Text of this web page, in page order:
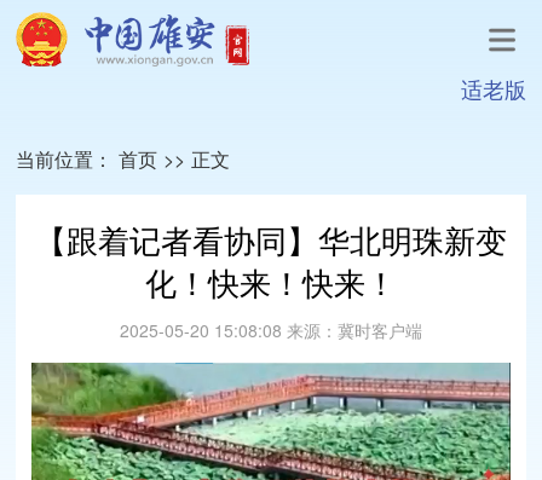
适老版
当前位置： 首页 >> 正文
【跟着记者看协同】华北明珠新变
化！快来！快来！
2025-05-20 15:08:08 来源： 冀时客户端